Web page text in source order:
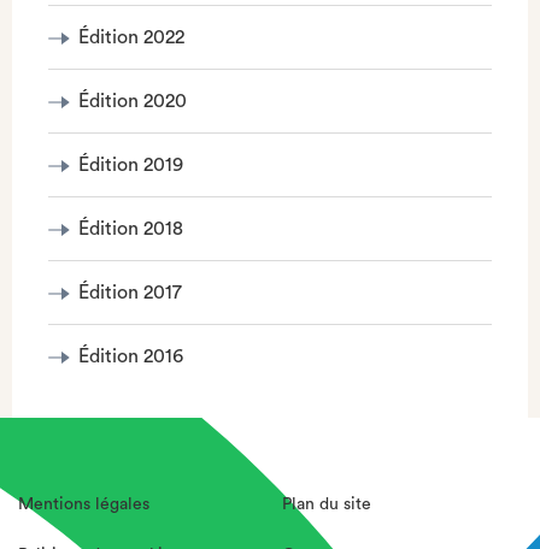
Édition 2022
Édition 2020
Édition 2019
Édition 2018
Édition 2017
Édition 2016
Mentions légales Plan du site